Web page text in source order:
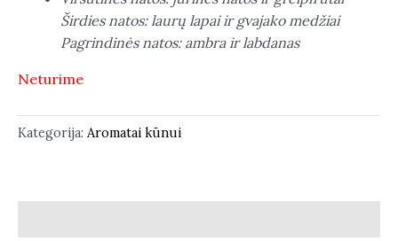
Širdies natos: laurų lapai ir gvajako medžiai
Pagrindinės natos: ambra ir labdanas
Neturime
Kategorija: Aromatai kūnui